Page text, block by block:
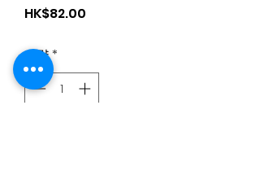
HK$82.00
수량*